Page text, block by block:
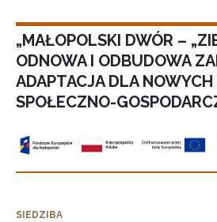
„MAŁOPOLSKI DWÓR –
ODNOWA I ODBUDOWA
ADAPTACJA DLA NOWYCH
SPOŁECZNO-
SIEDZIBA